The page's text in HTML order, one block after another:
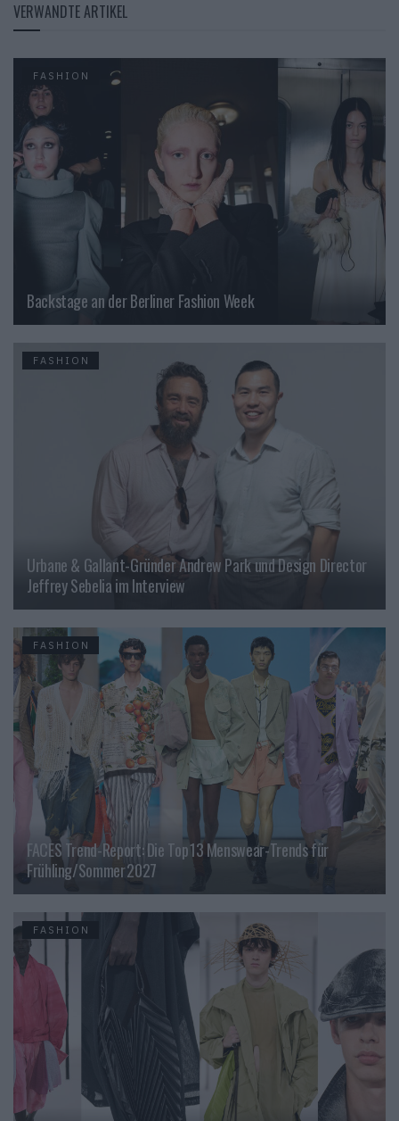
VERWANDTE ARTIKEL
FASHION
Backstage an der Berliner Fashion Week
FASHION
Urbane & Gallant-Gründer Andrew Park und Design Director
Jeffrey Sebelia im Interview
FASHION
FACES Trend-Report: Die Top 13 Menswear-Trends für
Frühling/Sommer 2027
FASHION